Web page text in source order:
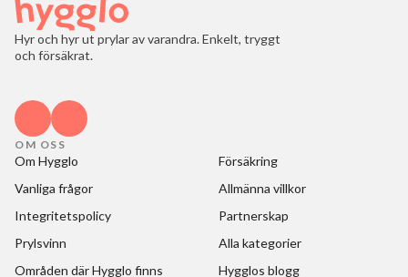
Hyr och hyr ut prylar av varandra. Enkelt, tryggt
och försäkrat.
OM OSS
Om Hygglo
Försäkring
Vanliga frågor
Allmänna villkor
Integritetspolicy
Partnerskap
Prylsvinn
Alla kategorier
Områden där Hygglo finns
Hygglos blogg